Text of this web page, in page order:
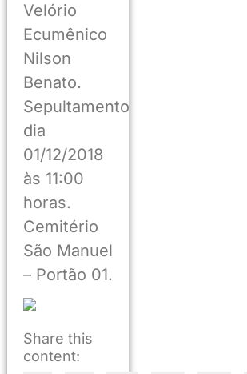
Velório
Ecumênico
Nilson
Benato.
Sepultamento
dia
01/12/2018
às 11:00
horas.
Cemitério
São Manuel
– Portão 01.
Share this
content: